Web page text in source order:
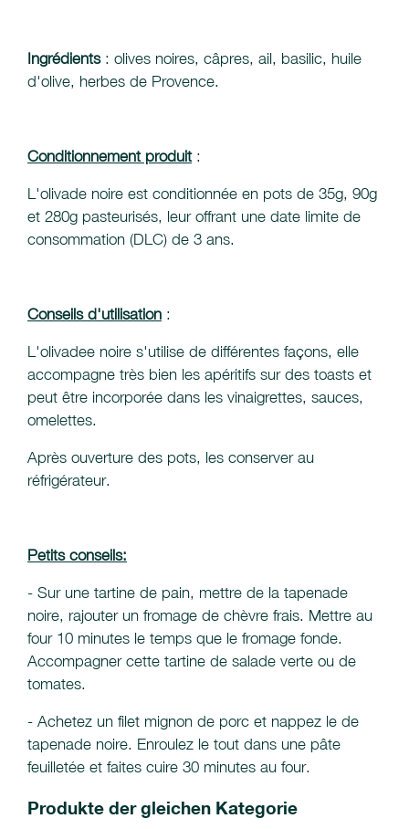
Ingrédients: olives noires, câpres, ail, basilic, huile
d'olive, herbes de Provence.
Conditionnement produit:
L'olivade noire est conditionnée en pots de 35g, 90g
et 280g pasteurisés, leur offrant une date limite de
consommation (DLC) de 3 ans.
Conseils d'utilisation :
L'olivadee noire s'utilise de différentes façons, elle
accompagne très bien les apéritifs sur des toasts et
peut être incorporée dans les vinaigrettes, sauces,
omelettes.
Après ouverture des pots, les conserver au
réfrigérateur.
Petits conseils:
- Sur une tartine de pain, mettre de la tapenade
noire, rajouter un fromage de chèvre frais. Mettre au
four 10 minutes le temps que le fromage fonde.
Accompagner cette tartine de salade verte ou de
tomates.
- Achetez un filet mignon de porc et nappez le de
tapenade noire. Enroulez le tout dans une pâte
feuilletée et faites cuire 30 minutes au four.
Produkte der gleichen Kategorie